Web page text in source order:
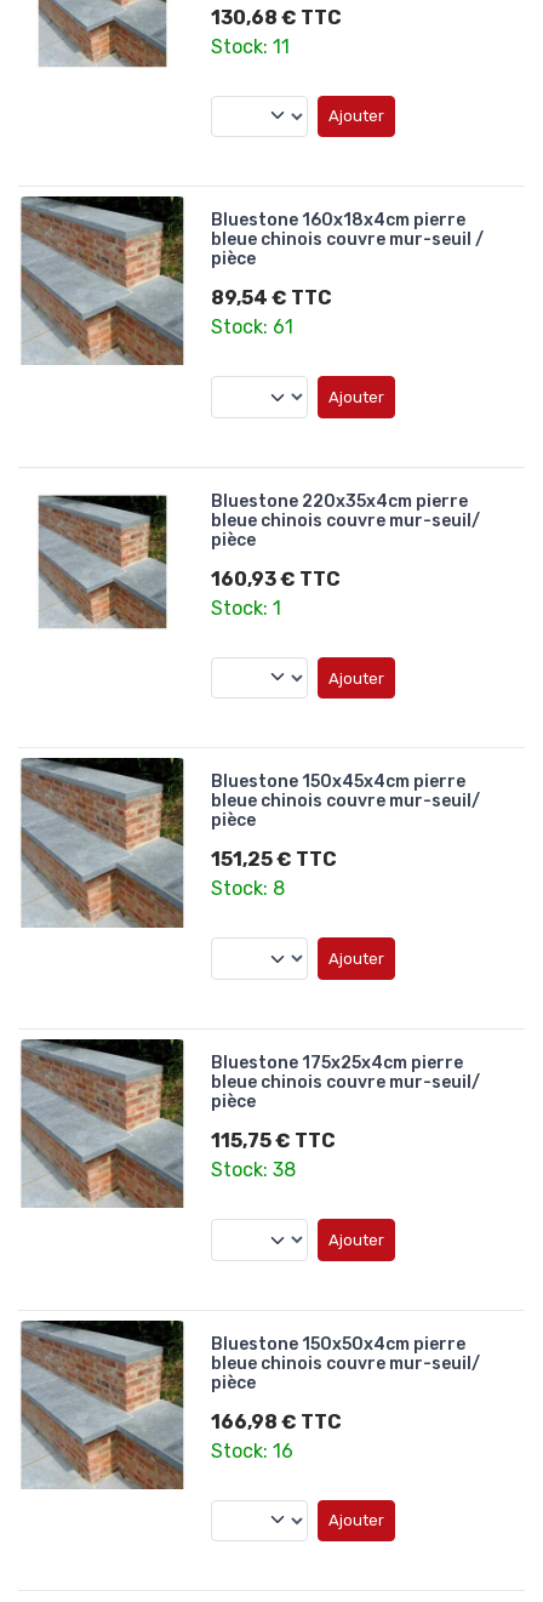
130,68 € TTC
Stock: 11
Ajouter
Bluestone 160x18x4cm pierre
bleue chinois couvre mur-seuil /
pièce
89,54 € TTC
Stock: 61
Ajouter
Bluestone 220x35x4cm pierre
bleue chinois couvre mur-seuil/
pièce
160,93 € TTC
Stock: 1
Ajouter
Bluestone 150x45x4cm pierre
bleue chinois couvre mur-seuil/
pièce
151,25 € TTC
Stock: 8
Ajouter
Bluestone 175x25x4cm pierre
bleue chinois couvre mur-seuil/
pièce
115,75 € TTC
Stock: 38
Ajouter
Bluestone 150x50x4cm pierre
bleue chinois couvre mur-seuil/
pièce
166,98 € TTC
Stock: 16
Ajouter